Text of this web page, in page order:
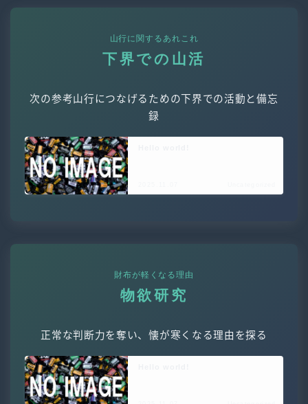
山行に関するあれこれ
下界での山活
次の参考山行につなげるための下界での活動と備忘
録
財布が軽くなる理由
物欲研究
正常な判断力を奪い、懐が寒くなる理由を探る